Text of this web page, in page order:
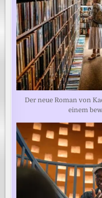
Der neue Roman von
einem